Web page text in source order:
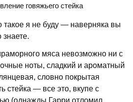
такое я не буду — наверняка вы
мяса невозможно ни с
ноты, сладкий и ароматный
словно покрытая
стейка — все это, вкупе с
(однажды Гарри отломил